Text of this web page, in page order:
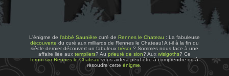
L'énigme de l'abbé Saunière curé de Rennes le Chateau : La fabuleuse
découverte du curé aux milliards de Rennes le Chateau! A t-il à la fin du
siècle dernier découvert un fabuleux trésor? Sommes nous face à une
affaire liée aux templiers? Au prieuré de sion? Aux wisigoths? Ce
forum sur Rennes le Chateauvous aidera peut-être à comprendre ou à
résoudre cetteénigme